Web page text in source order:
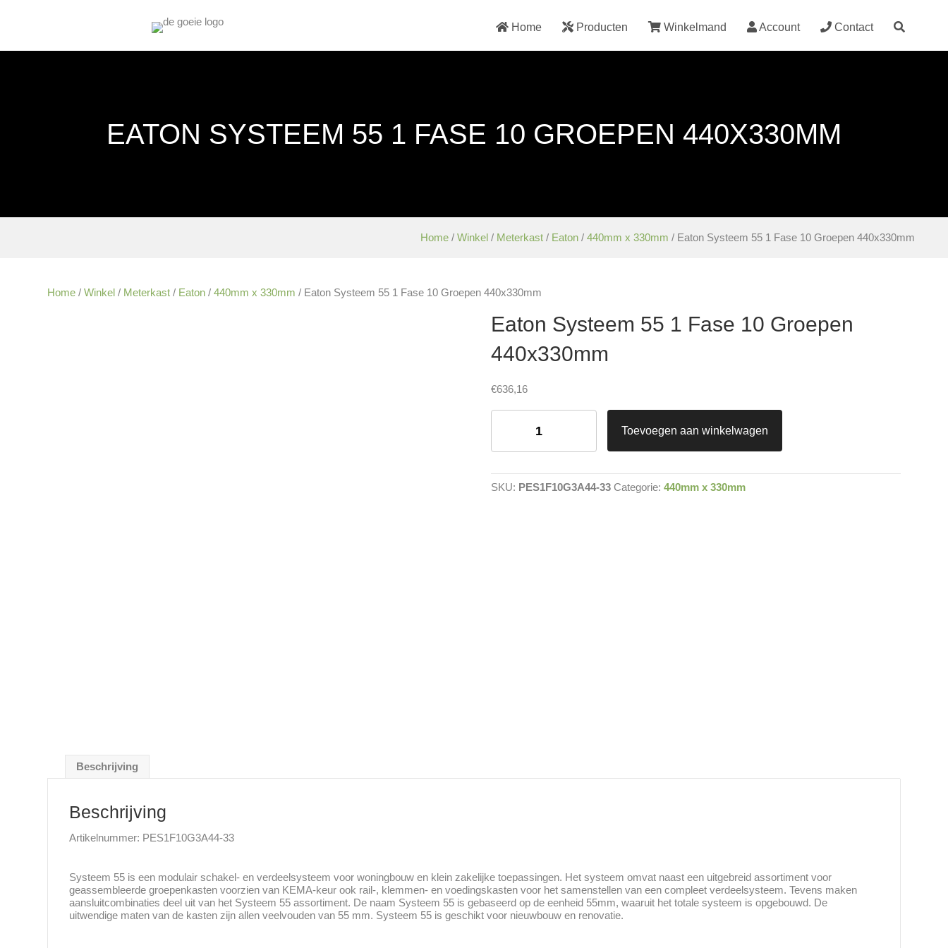
Home Producten Winkelmand Account Contact
EATON SYSTEEM 55 1 FASE 10 GROEPEN 440X330MM
Home / Winkel / Meterkast / Eaton / 440mm x 330mm / Eaton Systeem 55 1 Fase 10 Groepen 440x330mm
Home /Winkel / Meterkast / Eaton /440mm x 330mm / Eaton Systeem 55 1 Fase 10 Groepen 440x330mm
Eaton Systeem 55 1 Fase 10 Groepen
440x330mm
€636,16
Eaton
1
Groepen
Toevoegen aan winkelwagen
SKU: PES1F10G3A44-33 Categorie:440mm x 330mm
Beschrijving
Beschrijving
Artikelnummer: PES1F10G3A44-33
Systeem 55 is een modulair schakel- en verdeelsysteem voor woningbouw en klein zakelijke toepassingen. Het systeem omvat naast een uitgebreid assortiment voor
geassembleerde groepenkasten voorzien van KEMA-keur ook rail-, klemmen- en voedingskasten voor het samenstellen van een compleet verdeelsysteem. Tevens maken
aansluitcombinaties deel uit van het Systeem 55 assortiment. De naam Systeem 55 is gebaseerd op de eenheid 55mm, waaruit het totale systeem is opgebouwd. De
uitwendige maten van de kasten zijn allen veelvouden van 55 mm. Systeem 55 is geschikt voor nieuwbouw en renovatie.